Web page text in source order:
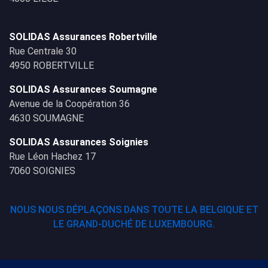
SOLIDAS Assurances Robertville
Rue Centrale 30
4950 ROBERTVILLE
SOLIDAS Assurances Soumagne
Avenue de la Coopération 36
4630 SOUMAGNE
SOLIDAS Assurances Soignies
Rue Léon Hachez 17
7060 SOIGNIES
NOUS NOUS DÉPLAÇONS DANS TOUTE LA BELGIQUE ET
LE GRAND-DUCHÉ DE LUXEMBOURG.